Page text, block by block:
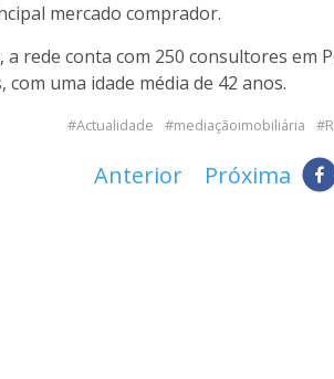
mercado comprador.
a rede conta com 250 consultores em
com uma idade média de 42 anos.
Actualidade mediaçãoimobiliária
Anterior Próxima